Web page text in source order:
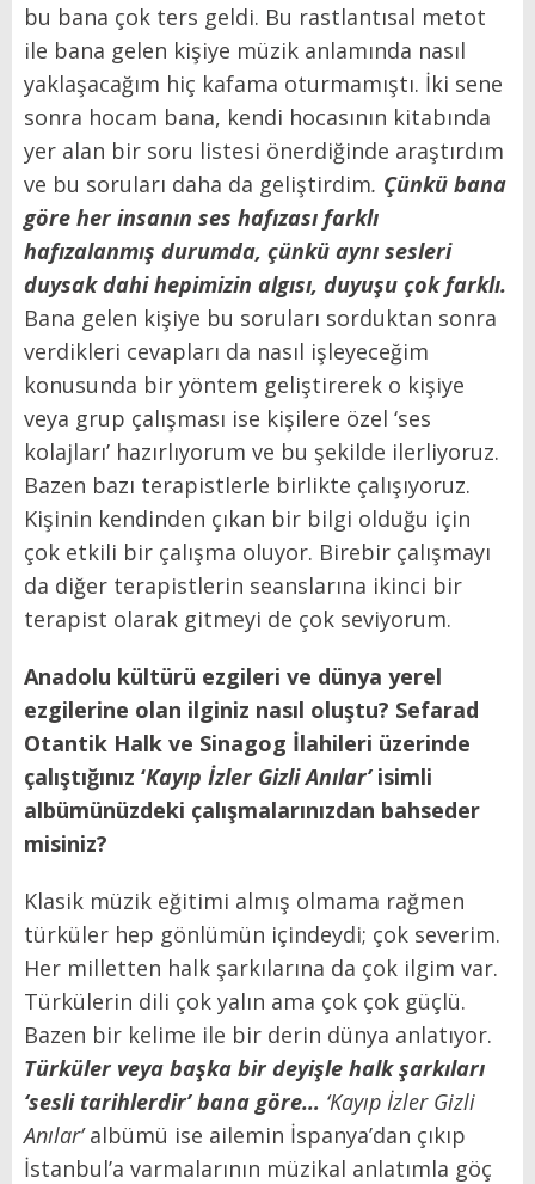
bu bana çok ters geldi. Bu rastlantısal metot
ile bana gelen kişiye müzik anlamında nasıl
yaklaşacağım hiç kafama oturmamıştı. İki sene
sonra hocam bana, kendi hocasının kitabında
yer alan bir soru listesi önerdiğinde araştırdım
ve bu soruları daha da geliştirdim. Çünkü bana
göre her insanın ses hafızası farklı
hafızalanmış durumda, çünkü aynı sesleri
duysak dahi hepimizin algısı, duyuşu çok farklı.
Bana gelen kişiye bu soruları sorduktan sonra
verdikleri cevapları da nasıl işleyeceğim
konusunda bir yöntem geliştirerek o kişiye
veya grup çalışması ise kişilere özel ‘ses
kolajları’ hazırlıyorum ve bu şekilde ilerliyoruz.
Bazen bazı terapistlerle birlikte çalışıyoruz.
Kişinin kendinden çıkan bir bilgi olduğu için
çok etkili bir çalışma oluyor. Birebir çalışmayı
da diğer terapistlerin seanslarına ikinci bir
terapist olarak gitmeyi de çok seviyorum.
Anadolu kültürü ezgileri ve dünya yerel
ezgilerine olan ilginiz nasıl oluştu? Sefarad
Otantik Halk ve Sinagog İlahileri üzerinde
çalıştığınız ‘Kayıp İzler Gizli Anılar’isimli
albümünüzdeki çalışmalarınızdan bahseder
misiniz?
Klasik müzik eğitimi almış olmama rağmen
türküler hep gönlümün içindeydi; çok severim.
Her milletten halk şarkılarına da çok ilgim var.
Türkülerin dili çok yalın ama çok çok güçlü.
Bazen bir kelime ile bir derin dünya anlatıyor.
Türküler veya başka bir deyişle halk şarkıları
‘sesli tarihlerdir’ bana göre… ‘Kayıp İzler Gizli
Anılar’albümü ise ailemin İspanya’dan çıkıp
İstanbul’a varmalarının müzikal anlatımla göç